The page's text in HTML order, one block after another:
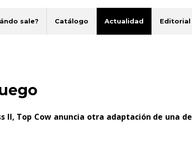
sale? Catálogo Actualidad Editorial
II, Top Cow anuncia otra adaptación de una de